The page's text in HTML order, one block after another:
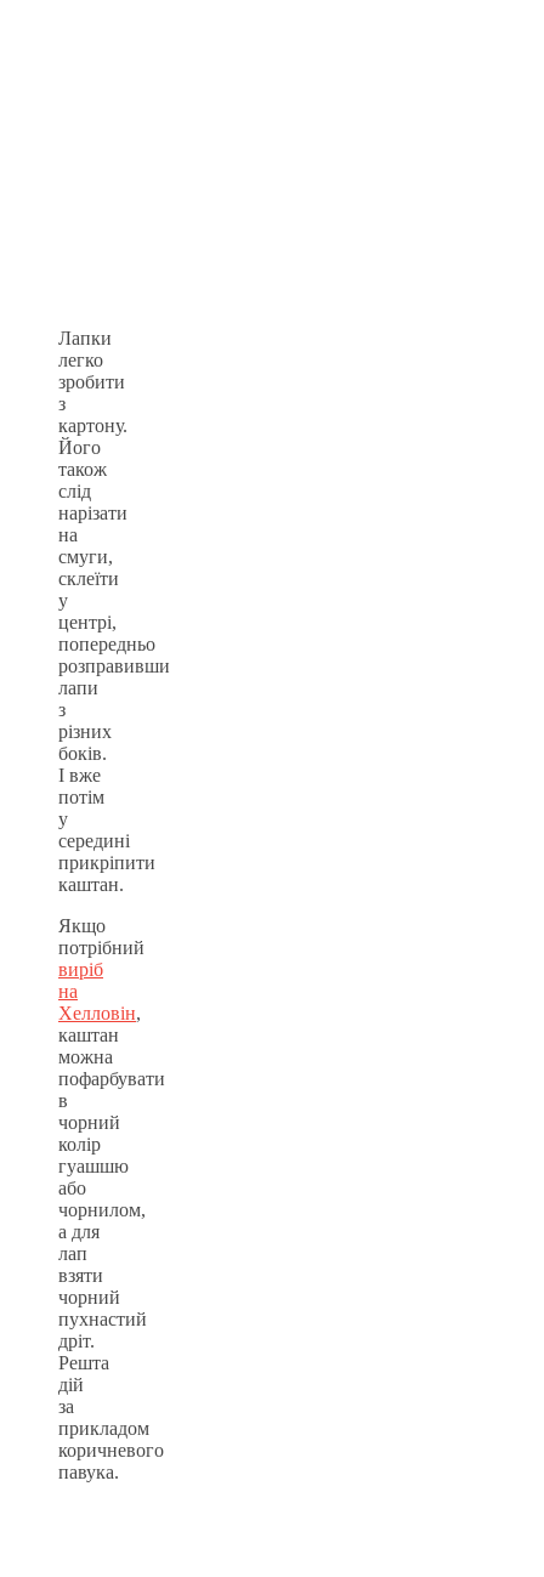
Лапки
легко
зробити
з
картону.
Його
також
слід
нарізати
на
смуги,
склеїти
у
центрі,
попередньо
розправивши
лапи
з
різних
боків.
І вже
потім
у
середині
прикріпити
каштан.
Якщо
потрібний
виріб
на
Хелловін,
каштан
можна
пофарбувати
в
чорний
колір
гуашшю
або
чорнилом,
а для
лап
взяти
чорний
пухнастий
дріт.
Решта
дій
за
прикладом
коричневого
павука.